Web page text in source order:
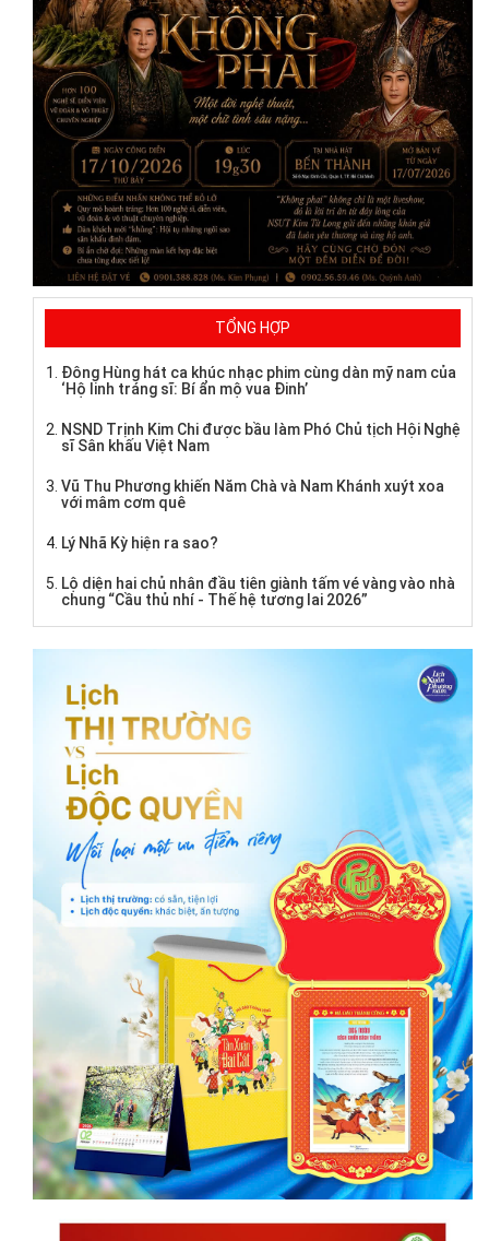
TỔNG HỢP
Đông Hùng hát ca khúc nhạc phim cùng dàn mỹ nam của
‘Hộ linh tráng sĩ: Bí ẩn mộ vua Đinh’
NSND Trịnh Kim Chi được bầu làm Phó Chủ tịch Hội Nghệ
sĩ Sân khấu Việt Nam
Vũ Thu Phương khiến Năm Chà và Nam Khánh xuýt xoa
với mâm cơm quê
Lý Nhã Kỳ hiện ra sao?
Lộ diện hai chủ nhân đầu tiên giành tấm vé vàng vào nhà
chung “Cầu thủ nhí - Thế hệ tương lai 2026”